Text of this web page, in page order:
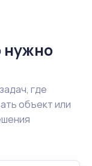
нужно
где
объект или